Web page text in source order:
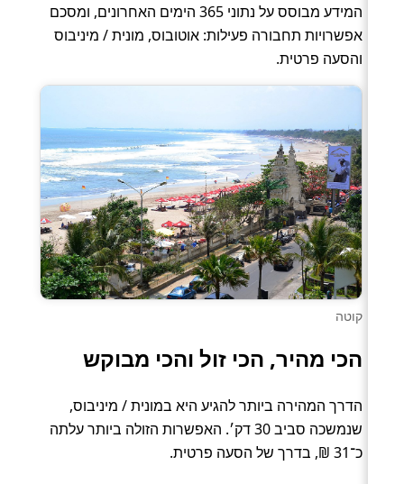
המידע מבוסס על נתוני 365 הימים האחרונים, ומסכם
אפשרויות תחבורה פעילות: אוטובוס, מונית / מיניבוס
והסעה פרטית.
קוטה
הכי מהיר, הכי זול והכי מבוקש
הדרך המהירה ביותר להגיע היא במונית / מיניבוס,
שנמשכה סביב 30 דק׳. האפשרות הזולה ביותר עלתה
כ־31 ₪, בדרך של הסעה פרטית.